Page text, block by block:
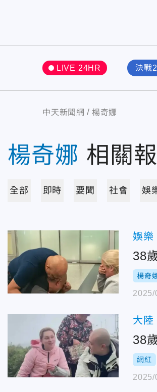
LIVE 24HR 決戰
中天新聞網 楊奇娜
楊奇娜 相關
全部 即時 要聞 社會 娛
娛樂
38
楊奇
2025/
大陸
38
網紅
2025/